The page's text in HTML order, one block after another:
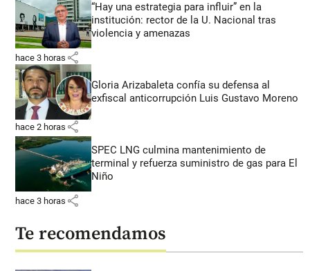
“Hay una estrategia para influir” en la
institución: rector de la U. Nacional tras
violencia y amenazas
hace 3 horas share
Gloria Arizabaleta confía su defensa al
exfiscal anticorrupción Luis Gustavo Moreno
hace 2 horas share
SPEC LNG culmina mantenimiento de
terminal y refuerza suministro de gas para El
Niño
hace 3 horas share
Te recomendamos